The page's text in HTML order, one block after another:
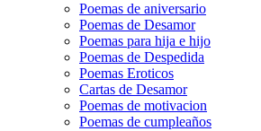
Poemas de aniversario
Poemas de Desamor
Poemas para hija e hijo
Poemas de Despedida
Poemas Eroticos
Cartas de Desamor
Poemas de motivacion
Poemas de cumpleaños